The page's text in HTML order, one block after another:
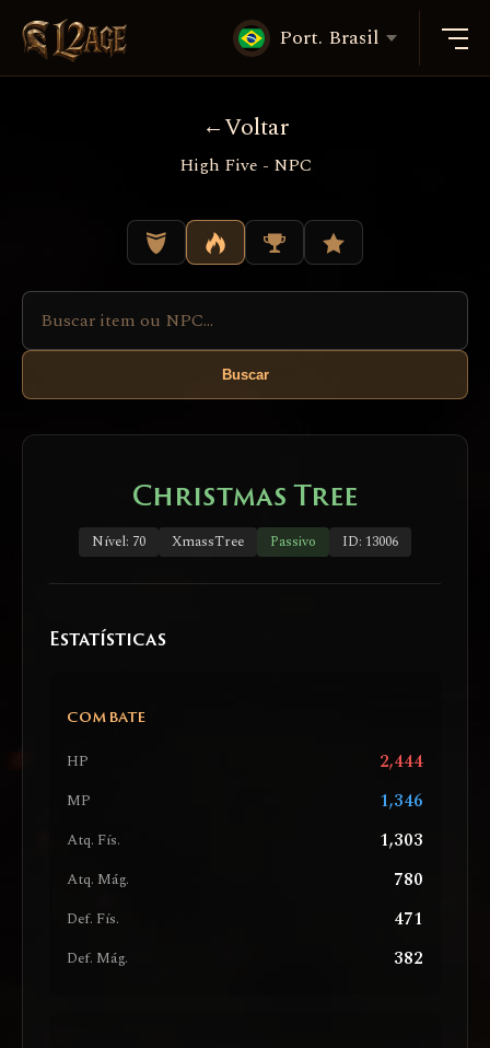
Port. Brasil
Voltar
High Five - NPC
Buscar
Christmas Tree
Nível: 70 XmassTree Passivo ID: 13006
Estatísticas
COMBATE
HP 2,444
MP 1,346
Atq. Fís. 1,303
Atq. Mág. 780
Def. Fís. 471
Def. Mág. 382